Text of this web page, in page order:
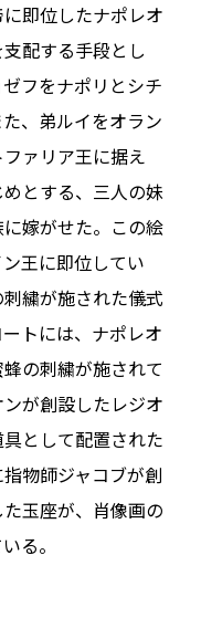
即位したナポレオ
配する手段とし
フをナポリとシチ
、弟ルイをオラン
ァリア王に据え
とする、三人の妹
嫁がせた。この絵
王に即位してい
繍が施された儀式
トには、ナポレオ
の刺繍が施されて
が創設したレジオ
として配置された
物師ジャコブが創
玉座が、肖像画の
る。